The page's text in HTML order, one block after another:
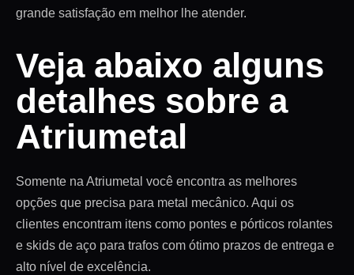
grande satisfação em melhor lhe atender.
Veja abaixo alguns
detalhes sobre a
Atriumetal
Somente na Atriumetal você encontra as melhores
opções que precisa para metal mecânico. Aqui os
clientes encontram itens como pontes e pórticos rolantes
e skids de aço para trafos com ótimo prazos de entrega e
alto nível de excelência.